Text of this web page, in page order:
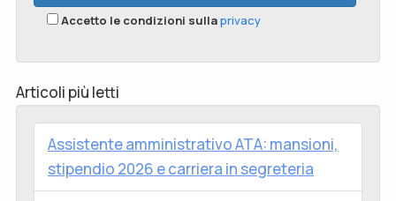
Accetto le condizioni sullaprivacy
Articoli più letti
Assistente amministrativo ATA: mansioni,
stipendio 2026 e carriera in segreteria